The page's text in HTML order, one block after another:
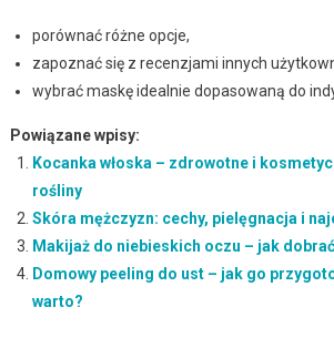
porównać różne opcje,
zapoznać się z recenzjami innych
wybrać maskę idealnie dopasowaną do
Powiązane wpisy:
Kocanka włoska – zdrowotne i
rośliny
Skóra mężczyzn: cechy, pielęgnacja i
Makijaż do niebieskich oczu – jak
Domowy peeling do ust – jak go
warto?